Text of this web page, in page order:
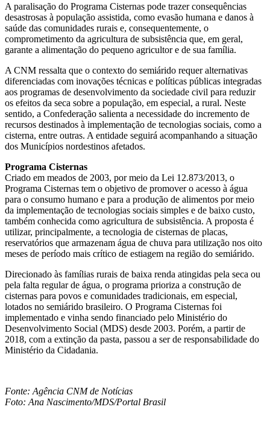
A paralisação do Programa Cisternas pode trazer consequências
desastrosas à população assistida, como evasão humana e danos à
saúde das comunidades rurais e, consequentemente, o
comprometimento da agricultura de subsistência que, em geral,
garante a alimentação do pequeno agricultor e de sua família.
A CNM ressalta que o contexto do semiárido requer alternativas
diferenciadas com inovações técnicas e políticas públicas integradas
aos programas de desenvolvimento da sociedade civil para reduzir
os efeitos da seca sobre a população, em especial, a rural. Neste
sentido, a Confederação salienta a necessidade do incremento de
recursos destinados à implementação de tecnologias sociais, como a
cisterna, entre outras. A entidade seguirá acompanhando a situação
dos Municípios nordestinos afetados.
Programa Cisternas
Criado em meados de 2003, por meio da Lei 12.873/2013, o
Programa Cisternas tem o objetivo de promover o acesso à água
para o consumo humano e para a produção de alimentos por meio
da implementação de tecnologias sociais simples e de baixo custo,
também conhecida como agricultura de subsistência. A proposta é
utilizar, principalmente, a tecnologia de cisternas de placas,
reservatórios que armazenam água de chuva para utilização nos oito
meses de período mais crítico de estiagem na região do semiárido.
Direcionado às famílias rurais de baixa renda atingidas pela seca ou
pela falta regular de água, o programa prioriza a construção de
cisternas para povos e comunidades tradicionais, em especial,
lotados no semiárido brasileiro. O Programa Cisternas foi
implementado e vinha sendo financiado pelo Ministério do
Desenvolvimento Social (MDS) desde 2003. Porém, a partir de
2018, com a extinção da pasta, passou a ser de responsabilidade do
Ministério da Cidadania.
Fonte: Agência CNM de Notícias
Foto: Ana Nascimento/MDS/Portal Brasil